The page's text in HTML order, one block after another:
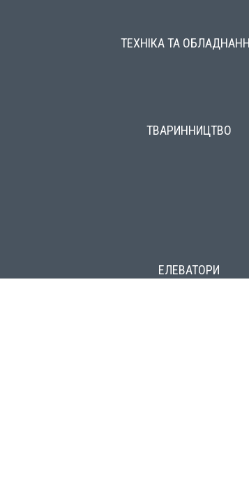
ТЕХНІКА ТА
ТВАРИННИЦТВО
ЕЛЕВАТОРИ